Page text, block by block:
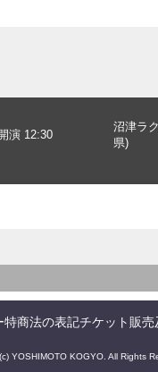
演 12:30
沼津ラ
県)
特商法の表記チケット販売
YOSHIMOTO KOGYO. All Rights